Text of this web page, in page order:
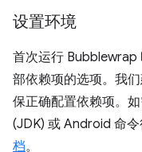
设置环境
首次运行 Bubblewrap
部依赖项的选项。我
保正确配置依赖项。
(JDK) 或 Android 命
档。